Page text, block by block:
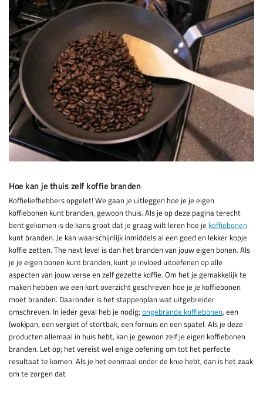
Hoe kan je thuis zelf koffie branden
Koffieliefhebbers opgelet! We gaan je uitleggen hoe je je eigen
koffiebonen kunt branden, gewoon thuis. Als je op deze pagina terecht
bent gekomen is de kans groot dat je graag wilt leren hoe je koffiebonen
kunt branden. Je kan waarschijnlijk inmiddels al een goed en lekker kopje
koffie zetten. The next level is dan het branden van jouw eigen bonen. Als
je je eigen bonen kunt branden, kunt je invloed uitoefenen op alle
aspecten van jouw verse en zelf gezette koffie. Om het je gemakkelijk te
maken hebben we een kort overzicht geschreven hoe je je koffiebonen
moet branden. Daaronder is het stappenplan wat uitgebreider
omschreven. In ieder geval heb je nodig;ongebrande koffiebonen, een
(wok)pan, een vergiet of stortbak, een fornuis en een spatel. Als je deze
producten allemaal in huis hebt, kan je gewoon zelf je eigen koffiebonen
branden. Let op; het vereist wel enige oefening om tot het perfecte
resultaat te komen. Als je het eenmaal onder de knie hebt, dan is het zaak
om te zorgen dat